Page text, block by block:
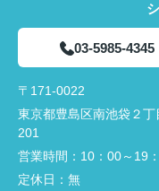
03-5985-4345
〒171-0022
東京都豊島区南池袋２丁
201
営業時間： 10：00～19
定休日： 無